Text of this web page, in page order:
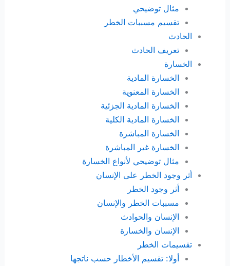
مثال توضيحي
تقسيم مسببات الخطر
الحادث
تعريف الحادث
الخسارة
الخسارة المادية
الخسارة المعنوية
الخسارة المادية الجزئية
الخسارة المادية الكلية
الخسارة المباشرة
الخسارة غير المباشرة
مثال توضيحي لأنواع الخسارة
أثر وجود الخطر على الإنسان
أثر وجود الخطر
مسببات الخطر والإنسان
الإنسان والحوادث
الإنسان والخسارة
تقسيمات الخطر
أولا: تقسيم الأخطار حسب ناتجها